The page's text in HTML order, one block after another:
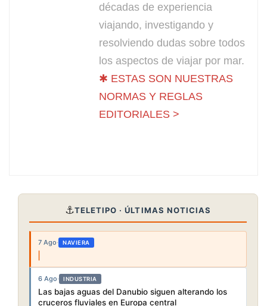
décadas de experiencia
viajando, investigando y
resolviendo dudas sobre todos
los aspectos de viajar por mar.
✱ ESTAS SON NUESTRAS
NORMAS Y REGLAS
EDITORIALES >
⚓TELETIPO · ÚLTIMAS NOTICIAS
7 Ago· NAVIERA
6 Ago· INDUSTRIA
Las bajas aguas del Danubio siguen alterando los
cruceros fluviales en Europa central